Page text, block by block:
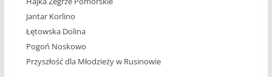
Jantar Korlino
Łętowska Dolina
Pogoń Noskowo
Przyszłość dla Młodzieży w Rusinowie